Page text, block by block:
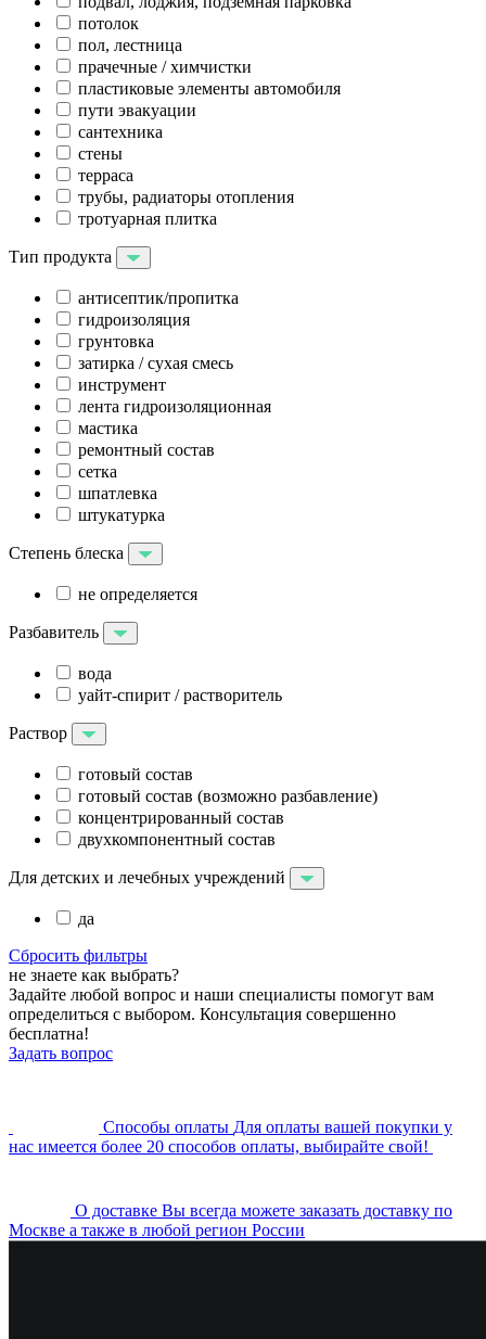
потолок
пол, лестница
прачечные / химчистки
пластиковые элементы автомобиля
пути эвакуации
сантехника
стены
терраса
трубы, радиаторы отопления
тротуарная плитка
Тип продукта
антисептик/пропитка
гидроизоляция
грунтовка
затирка / сухая смесь
инструмент
лента гидроизоляционная
мастика
ремонтный состав
сетка
шпатлевка
штукатурка
Степень блеска
не определяется
Разбавитель
вода
уайт-спирит / растворитель
Раствор
готовый состав
готовый состав (возможно разбавление)
концентрированный состав
двухкомпонентный состав
Для детских и лечебных учреждений
да
Сбросить фильтры
не знаете как выбрать?
Задайте любой вопрос и наши специалисты помогут вам
определиться с выбором. Консультация совершенно
бесплатна!
Задать вопрос
Cпособы оплаты Для оплаты вашей покупки у
нас имеется более 20 способов оплаты, выбирайте свой!
О доставке Вы всегда можете заказать доставку по
Москве а также в любой регион России